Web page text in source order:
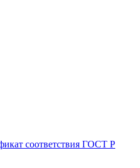
соответствия ГОСТ Р